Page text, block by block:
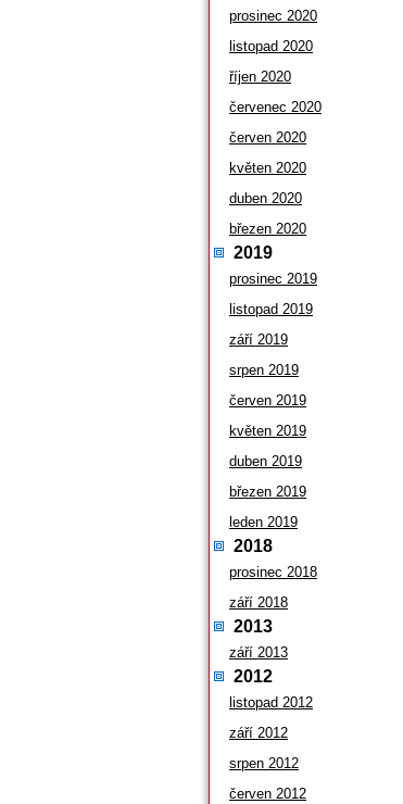
prosinec 2020
listopad 2020
říjen 2020
červenec 2020
červen 2020
květen 2020
duben 2020
březen 2020
2019
prosinec 2019
listopad 2019
září 2019
srpen 2019
červen 2019
květen 2019
duben 2019
březen 2019
leden 2019
2018
prosinec 2018
září 2018
2013
září 2013
2012
listopad 2012
září 2012
srpen 2012
červen 2012